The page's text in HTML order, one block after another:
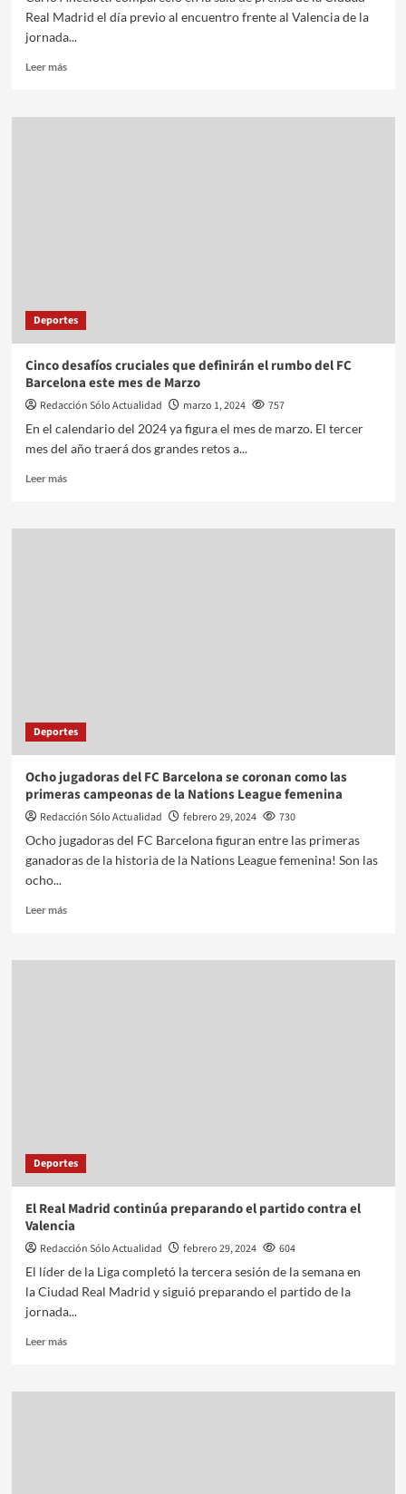
Real Madrid el día previo al encuentro frente al Valencia de la
jornada...
Leer más
Deportes
Cinco desafíos cruciales que definirán el rumbo del FC
Barcelona este mes de Marzo
Redacción Sólo Actualidad marzo 1, 2024
757
En el calendario del 2024 ya figura el mes de marzo. El tercer
mes del año traerá dos grandes retos a...
Leer más
Deportes
Ocho jugadoras del FC Barcelona se coronan como las
primeras campeonas de la Nations League femenina
Redacción Sólo Actualidad febrero 29, 2024
730
Ocho jugadoras del FC Barcelona figuran entre las primeras
ganadoras de la historia de la Nations League femenina! Son las
ocho...
Leer más
Deportes
El Real Madrid continúa preparando el partido contra el
Valencia
Redacción Sólo Actualidad febrero 29, 2024
604
El líder de la Liga completó la tercera sesión de la semana en
la Ciudad Real Madrid y siguió preparando el partido de la
jornada...
Leer más